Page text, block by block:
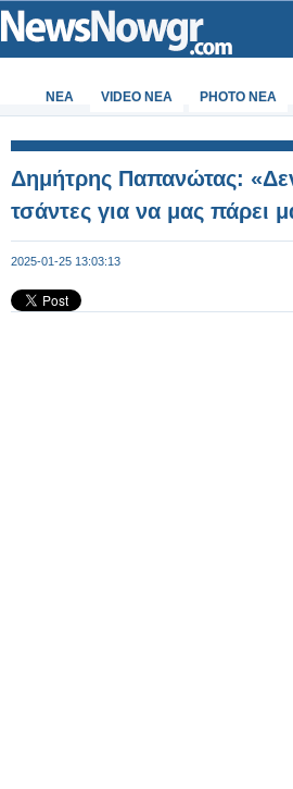
ΝΕΑ VIDEO NEA PHOTO NEA
Δημήτρης Παπανώτας:
τσάντες για να μας πάρει
2025-01-25 13:03:13